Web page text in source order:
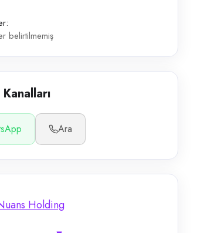
belirtilmemiş
Ara
Holding